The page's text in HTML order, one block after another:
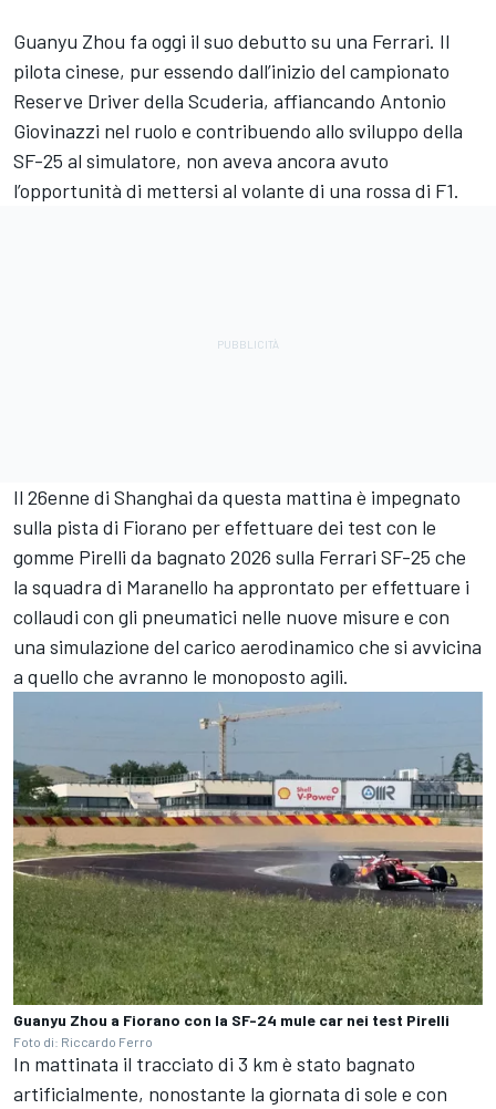
Guanyu Zhou fa oggi il suo debutto su una Ferrari. Il
pilota cinese, pur essendo dall’inizio del campionato
Reserve Driver della Scuderia, affiancando Antonio
Giovinazzi nel ruolo e contribuendo allo sviluppo della
SF-25 al simulatore, non aveva ancora avuto
l’opportunità di mettersi al volante di una rossa di F1.
Il 26enne di Shanghai da questa mattina è impegnato
sulla pista di Fiorano per effettuare dei test con le
gomme Pirelli da bagnato 2026 sulla Ferrari SF-25 che
la squadra di Maranello ha approntato per effettuare i
collaudi con gli pneumatici nelle nuove misure e con
una simulazione del carico aerodinamico che si avvicina
a quello che avranno le monoposto agili.
Guanyu Zhou a Fiorano con la SF-24 mule car nei test Pirelli
Foto di: Riccardo Ferro
In mattinata il tracciato di 3 km è stato bagnato
artificialmente, nonostante la giornata di sole e con